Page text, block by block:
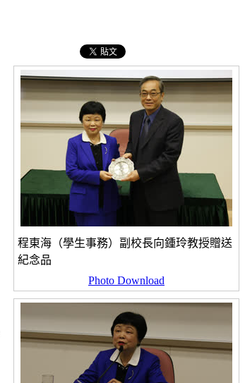
程東海（學生事務）副校長向鍾玲教授贈送
紀念品
Photo Download